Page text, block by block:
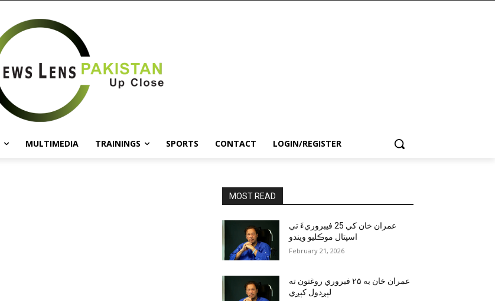
MULTIMEDIA TRAININGS SPORTS CONTACT LOGIN/REGISTER
MOST READ
عمران خان کي 25 فيبروريءَ تي
اسپتال موڪليو ويندو
February 21, 2026
عمران خان به ۲۵ فبروري روغتون ته
لېږدول کېږي